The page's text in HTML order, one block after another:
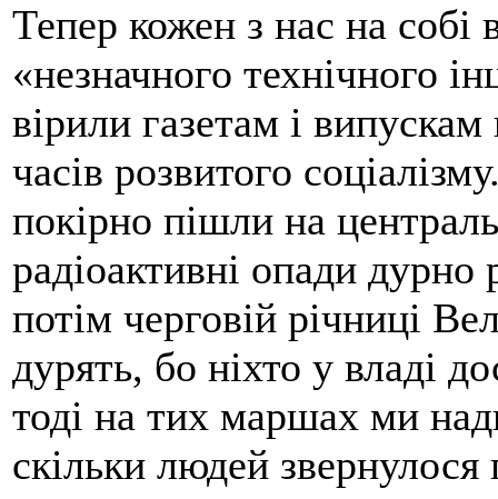
Тепер кожен з нас на собі
«незначного технічного
вірили газетам і
часів розвитого
покірно пішли на
радіоактивні опади
потім черговій річниці
дурять, бо ніхто у владі
тоді на тих маршах ми
скільки людей